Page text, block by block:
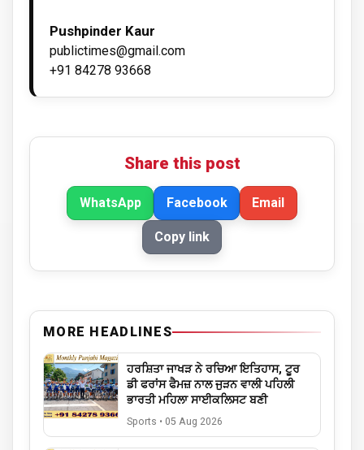
Pushpinder Kaur
publictimes@gmail.com
+91 84278 93668
Share this post
WhatsApp Facebook Email
Copy link
MORE HEADLINES
ਹਰਸ਼ਿਤਾ ਜਾਖੜ ਨੇ ਰਚਿਆ ਇਤਿਹਾਸ, ਟੂਰ
ਡੀ ਫਰਾਂਸ ਫੈਮਜ਼ ਨਾਲ ਜੁੜਨ ਵਾਲੀ ਪਹਿਲੀ
ਭਾਰਤੀ ਮਹਿਲਾ ਸਾਈਕਲਿਸਟ ਬਣੀ
Sports • 05 Aug 2026